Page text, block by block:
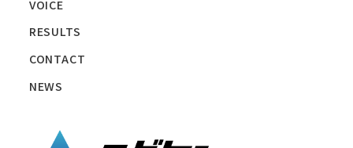
VOICE
RESULTS
CONTACT
NEWS